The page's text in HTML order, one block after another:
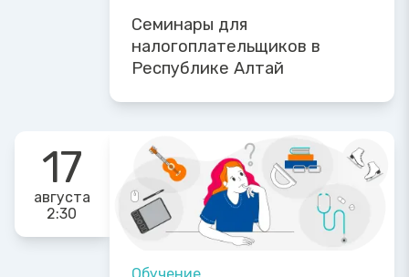
Семинары для
налогоплательщиков в
Республике Алтай
17
августа
2:30